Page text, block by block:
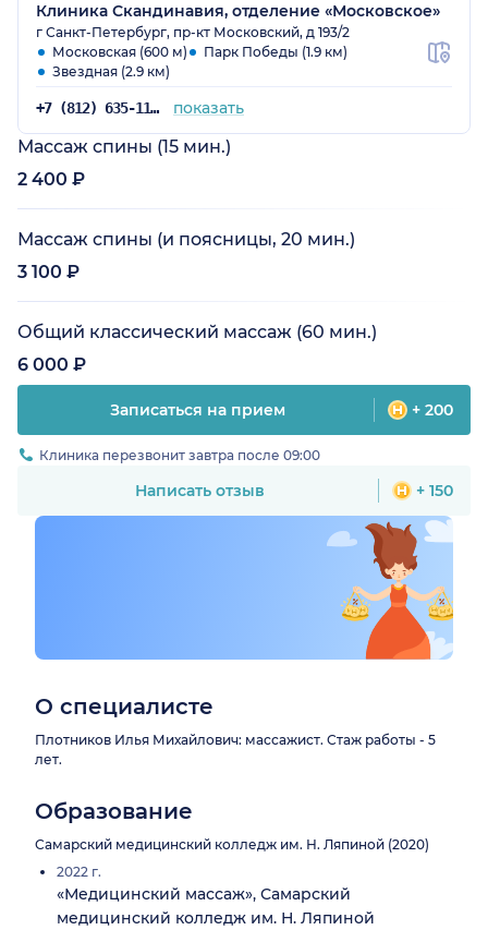
Клиника Скандинавия, отделение «Московское»
г Санкт-Петербург, пр-кт Московский, д 193/2
Московская (600 м)
Парк Победы (1.9 км)
Звездная (2.9 км)
+7 (812) 635-11-79 показать
Массаж спины (15 мин.)
2 400 ₽
Массаж спины (и поясницы, 20 мин.)
3 100 ₽
Общий классический массаж (60 мин.)
6 000 ₽
Записаться на прием + 200
Клиника перезвонит завтра после 09:00
Написать отзыв + 150
О специалисте
Плотников Илья Михайлович: массажист. Стаж работы - 5
лет.
Образование
Самарский медицинский колледж им. Н. Ляпиной (2020)
2022 г.
«Медицинский массаж», Самарский
медицинский колледж им. Н. Ляпиной